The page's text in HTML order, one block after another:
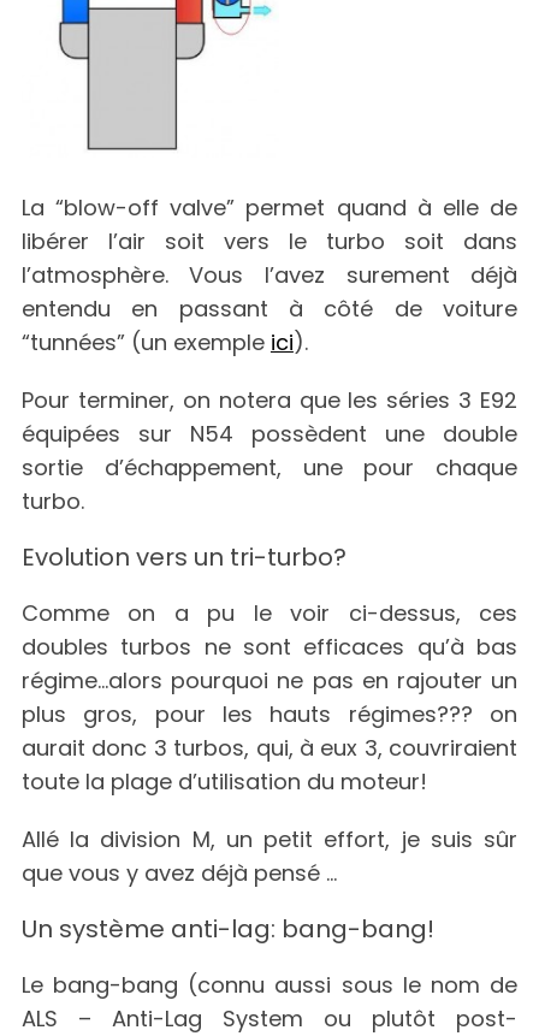
La “blow-off valve” permet quand à elle de
libérer l’air soit vers le turbo soit dans
l’atmosphère. Vous l’avez surement déjà
entendu en passant à côté de voiture
“tunnées” (un exemple ici).
Pour terminer, on notera que les séries 3 E92
équipées sur N54 possèdent une double
sortie d’échappement, une pour chaque
turbo.
Evolution vers un tri-turbo?
Comme on a pu le voir ci-dessus, ces
doubles turbos ne sont efficaces qu’à bas
régime…alors pourquoi ne pas en rajouter un
plus gros, pour les hauts régimes??? on
aurait donc 3 turbos, qui, à eux 3, couvriraient
toute la plage d’utilisation du moteur!
Allé la division M, un petit effort, je suis sûr
que vous y avez déjà pensé …
Un système anti-lag: bang-bang!
Le bang-bang (connu aussi sous le nom de
ALS – Anti-Lag System ou plutôt post-